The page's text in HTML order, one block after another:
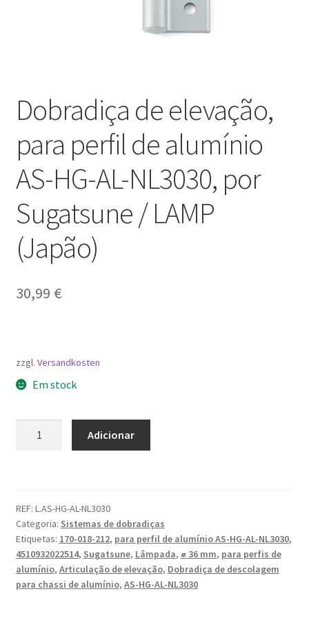
TERMOS
Dobradiça de elevação,
para perfil de alumínio
AS-HG-AL-NL3030, por
Sugatsune / LAMP
(Japão)
30,99 €
zzgl. Versandkosten
Em stock
para
perfil
de
alumínio
AS-
Adicionar
REF: L.AS-HG-AL-NL3030
Categoria: Sistemas de dobradiças
Etiquetas: 170-018-212, para perfil de alumínio AS-HG-AL-NL3030,
4510932022514, Sugatsune, Lâmpada, ⌀ 36 mm, para perfis de
alumínio, Articulação de elevação, Dobradiça de descolagem
para chassi de alumínio, AS-HG-AL-NL3030